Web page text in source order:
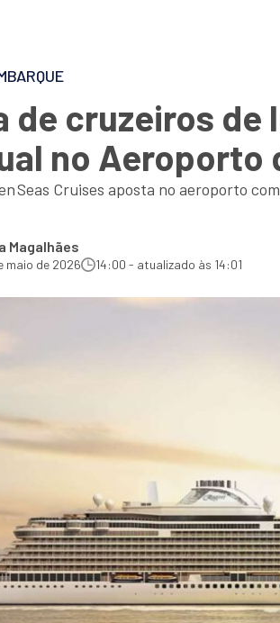
de cruzeiros de
no Aeroporto
Seas Cruises aposta no aeroporto
Magalhães
maio de 2026 14:00 - atualizado às 14:01